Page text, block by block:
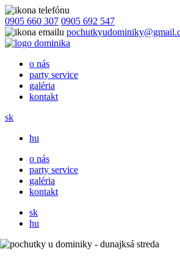
0905 660 307 0905 692 547
o nás
party service
galéria
kontakt
sk
hu
o nás
party service
galéria
kontakt
sk
hu